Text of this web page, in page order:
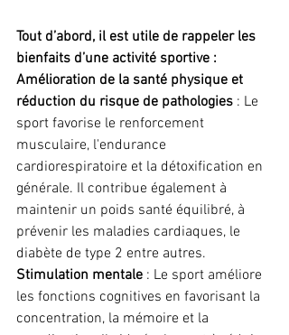
Tout d’abord, il est utile de rappeler les
bienfaits d’une activité sportive :
Amélioration de la santé physique et
réduction du risque de pathologies : Le
sport favorise le renforcement
musculaire, l'endurance
cardiorespiratoire et la détoxification en
générale. Il contribue également à
maintenir un poids santé équilibré, à
prévenir les maladies cardiaques, le
diabète de type 2 entre autres.
Stimulation mentale : Le sport améliore
les fonctions cognitives en favorisant la
concentration, la mémoire et la